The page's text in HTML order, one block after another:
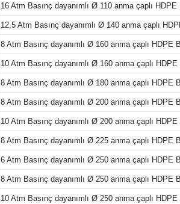
16 Atm Basınç dayanımlı Ø 110 anma çaplı
12,5 Atm Basınç dayanımlı Ø 140 anma çaplı
8 Atm Basınç dayanımlı Ø 160 anma çaplı HDPE
10 Atm Basınç dayanımlı Ø 160 anma çaplı
8 Atm Basınç dayanımlı Ø 180 anma çaplı HDPE
8 Atm Basınç dayanımlı Ø 200 anma çaplı HDPE
10 Atm Basınç dayanımlı Ø 200 anma çaplı
8 Atm Basınç dayanımlı Ø 225 anma çaplı HDPE
6 Atm Basınç dayanımlı Ø 250 anma çaplı HDPE
8 Atm Basınç dayanımlı Ø 250 anma çaplı HDPE
10 Atm Basınç dayanımlı Ø 250 anma çaplı